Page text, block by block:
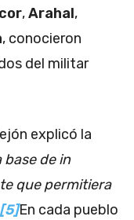
,Arahal,
, conocieron
del militar
explicó la
base de in
que permitiera
[5]En cada pueblo